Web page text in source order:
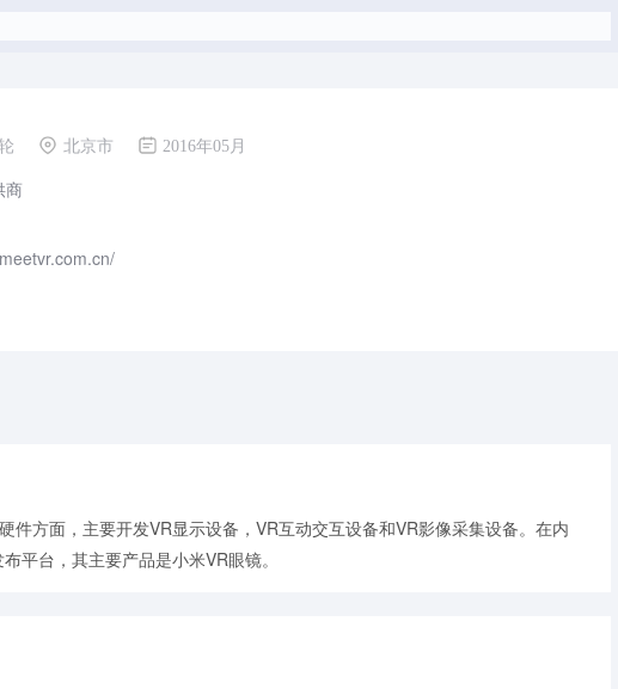
北京市 2016年05月
商
件方面，主要开发VR显示设备，VR互动交互设备和VR影像采集设备。在内
平台，其主要产品是小米VR眼镜。